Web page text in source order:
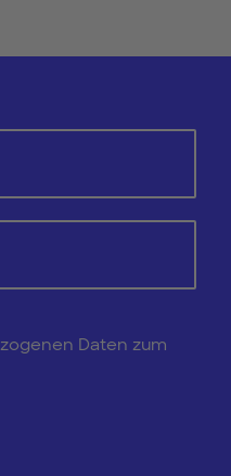
Daten zum